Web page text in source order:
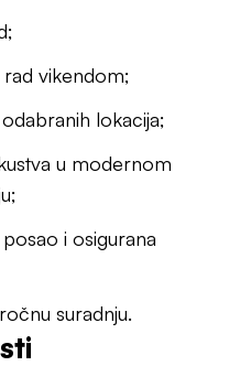
vikendom;
lokacija;
u modernom
i osigurana
suradnju.